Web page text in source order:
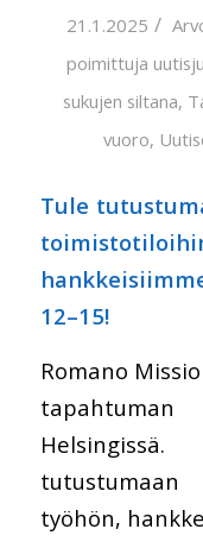
21.1.2025 /
poimittuja
sukujen siltana,
vuoro,
Tule
12–15!
Romano
tutustumaan
työhön,